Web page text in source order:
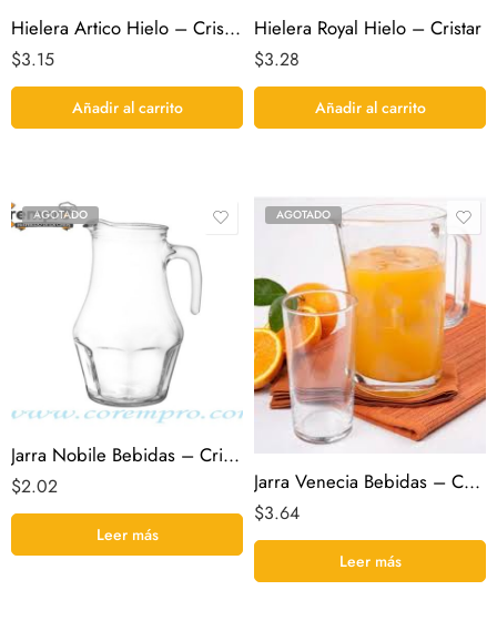
Hielera Artico Hielo – Cristar
$3.15
Añadir al carrito
Hielera Royal Hielo – Cristar
$3.28
Añadir al carrito
AGOTADO
Jarra Nobile Bebidas – Cristar
$2.02
Leer más
AGOTADO
Jarra Venecia Bebidas – Cristar
$3.64
Leer más